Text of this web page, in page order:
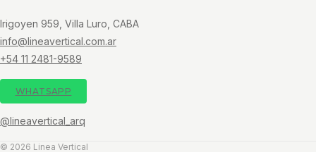
Irigoyen 959, Villa Luro, CABA
info@lineavertical.com.ar
+54 11 2481-9589
WHATSAPP
@lineavertical_arq
© 2026 Linea Vertical